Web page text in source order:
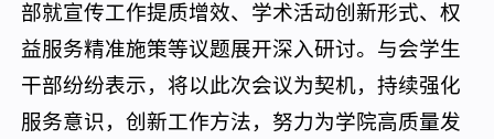
部就宣传工作提质增效、学术活动创新形式、权
益服务精准施策等议题展开深入研讨。与会学生
干部纷纷表示，将以此次会议为契机，持续强化
服务意识，创新工作方法，努力为学院高质量发